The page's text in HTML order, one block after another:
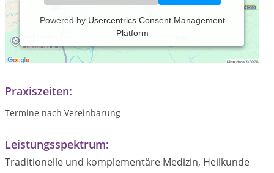
Powered by Usercentrics Consent Management
Platform
Guten Tag!
Mein Beruf ist meine Berufung und mein Wunsch ist es
Ihnen Gutes zu tun.
Praxiszeiten:
Termine nach Vereinbarung
Leistungsspektrum:
Traditionelle und komplementäre Medizin, Heilkunde